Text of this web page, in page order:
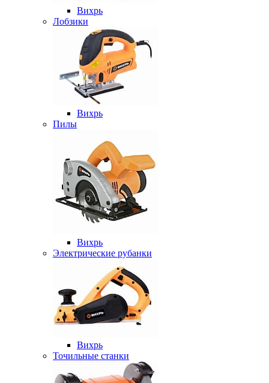
Вихрь
Лобзики
Вихрь
Пилы
Вихрь
Электрические рубанки
Вихрь
Точильные станки